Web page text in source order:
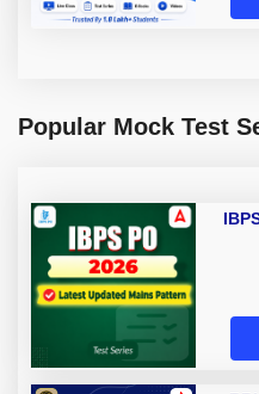
Popular Mock Test